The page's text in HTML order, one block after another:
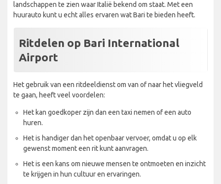
landschappen te zien waar Italië bekend om staat. Met een
huurauto kunt u echt alles ervaren wat Bari te bieden heeft.
Ritdelen op Bari International
Airport
Het gebruik van een ritdeeldienst om van of naar het vliegveld
te gaan, heeft veel voordelen:
Het kan goedkoper zijn dan een taxi nemen of een auto
huren.
Het is handiger dan het openbaar vervoer, omdat u op elk
gewenst moment een rit kunt aanvragen.
Het is een kans om nieuwe mensen te ontmoeten en inzicht
te krijgen in hun cultuur en ervaringen.